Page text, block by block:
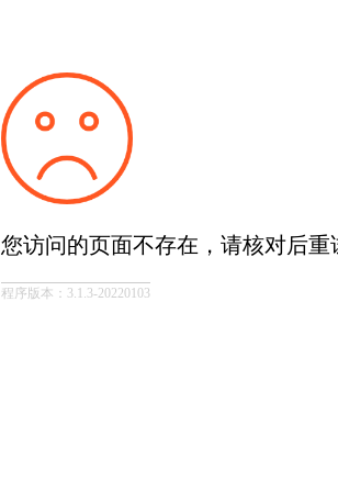
您访问的页面不存在，请核对后重
程序版本：3.1.3-20220103